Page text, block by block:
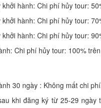
hành: Chi phí hủy tour:
hành: Chi phí hủy tour:
hành: Chi phí hủy tour:
Chi phí hủy tour: 100%
30 ngày : Không mất chi
khi đăng ký từ 25-29